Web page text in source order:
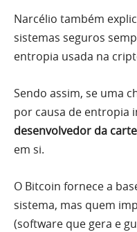
Narcélio também
sistemas seguros
entropia usada na
Sendo assim, se uma
por causa de entropia
desenvolvedor da
em si.
O Bitcoin fornece a
sistema, mas quem
(software que gera e